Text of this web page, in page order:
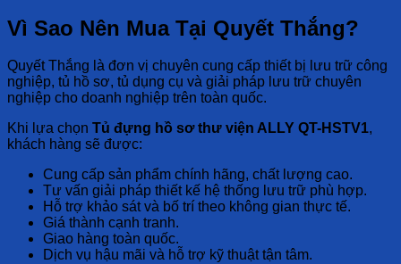
Vì Sao Nên Mua Tại Quyết Thắng?
Quyết Thắng là đơn vị chuyên cung cấp thiết bị lưu trữ công
nghiệp, tủ hồ sơ, tủ dụng cụ và giải pháp lưu trữ chuyên
nghiệp cho doanh nghiệp trên toàn quốc.
Khi lựa chọn Tủ đựng hồ sơ thư viện ALLY QT-HSTV1,
khách hàng sẽ được:
Cung cấp sản phẩm chính hãng, chất lượng cao.
Tư vấn giải pháp thiết kế hệ thống lưu trữ phù hợp.
Hỗ trợ khảo sát và bố trí theo không gian thực tế.
Giá thành cạnh tranh.
Giao hàng toàn quốc.
Dịch vụ hậu mãi và hỗ trợ kỹ thuật tận tâm.